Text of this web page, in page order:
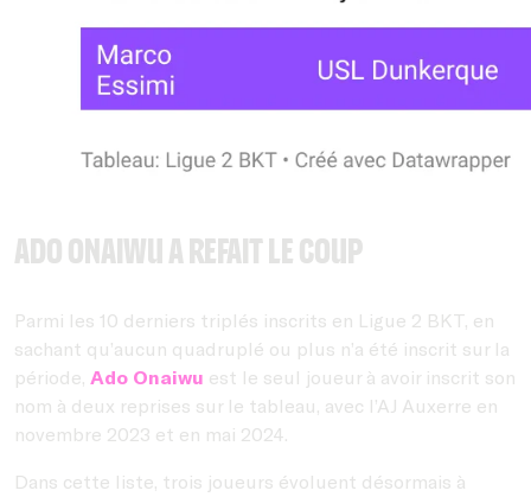
Ado Onaiwu a refait le coup
Parmi les 10 derniers triplés inscrits en Ligue 2 BKT, en
sachant qu’aucun quadruplé ou plus n’a été inscrit sur la
période, Ado Onaiwu est le seul joueur à avoir inscrit son
nom à deux reprises sur le tableau, avec l’AJ Auxerre en
novembre 2023 et en mai 2024.
Dans cette liste, trois joueurs évoluent désormais à